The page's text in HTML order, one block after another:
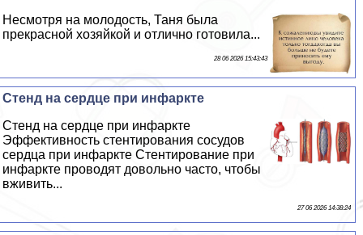
Несмотря на молодость, Таня была
прекрасной хозяйкой и отлично готовила...
28 06 2026 15:43:43
Стенд на сердце при инфаркте
Стенд на сердце при инфаркте
Эффективность стентирования сосудов
сердца при инфаркте Стентирование при
инфаркте проводят довольно часто, чтобы
вживить...
27 06 2026 14:38:24